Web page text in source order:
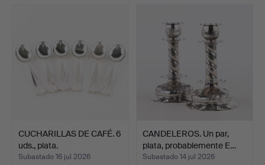
CUCHARILLAS DE CAFÉ. 6
uds., plata.
Subastado 16 jul 2026
CANDELEROS. Un par,
plata, probablemente E…
Subastado 14 jul 2026